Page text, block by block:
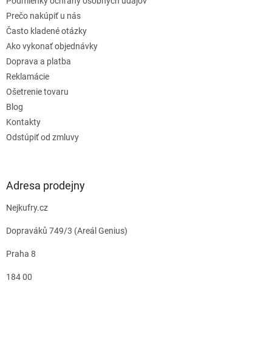
Prečo nakúpiť u nás
Často kladené otázky
Ako vykonať objednávky
Doprava a platba
Reklamácie
Ošetrenie tovaru
Blog
Kontakty
Odstúpiť od zmluvy
Adresa prodejny
Nejkufry.cz
Dopraváků 749/3 (Areál Genius)
Praha 8
184 00